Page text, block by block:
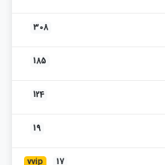
308
185
124
19
vvip 17